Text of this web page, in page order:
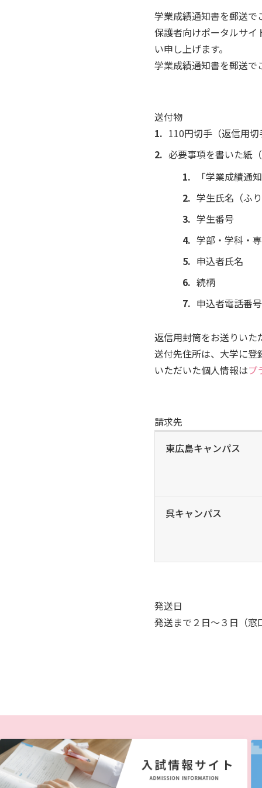
学業成績通知書を郵送で
保護者向けポータルサ
い申し上げます。
学業成績通知書を郵送
送付物
110円切手（返信用切
必要事項を書いた紙
「学業成績通
学生氏名（ふ
学生番号
学部・学科・
申込者氏名
続柄
申込者電話番号
返信用封筒をお送りい
送付先住所は、大学に登
いただいた個人情報はプ
請求先
東広島キャンパス
呉キャンパス
発送日
発送まで２日～３日（窓